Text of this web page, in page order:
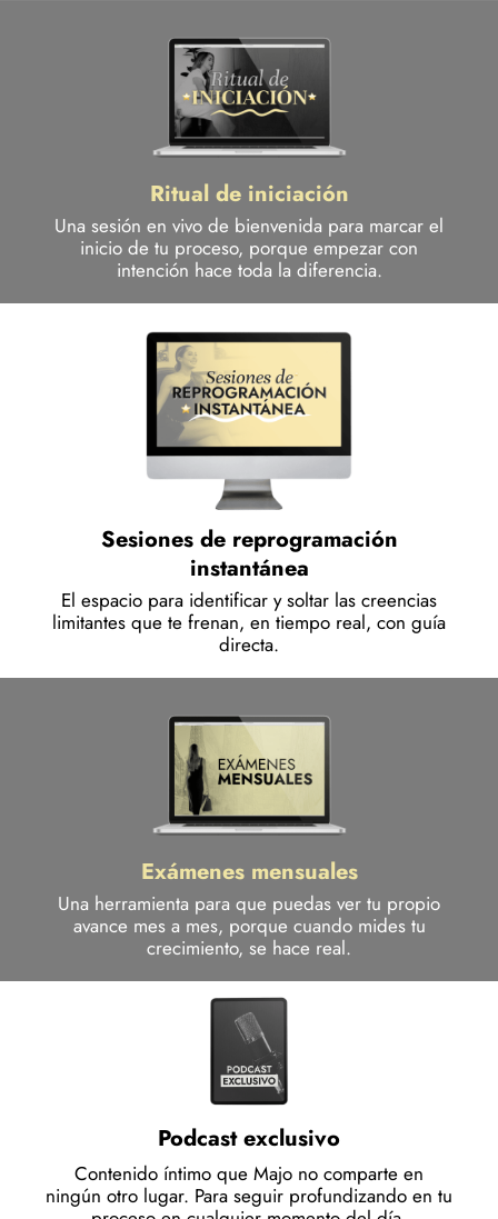
Ritual de iniciación
Una sesión en vivo de bienvenida para marcar el
inicio de tu proceso, porque empezar con
intención hace toda la diferencia.
Sesiones de reprogramación
instantánea
El espacio para identificar y soltar las creencias
limitantes que te frenan, en tiempo real, con guía
directa.
Exámenes mensuales
Una herramienta para que puedas ver tu propio
avance mes a mes, porque cuando mides tu
crecimiento, se hace real.
Podcast exclusivo
Contenido íntimo que Majo no comparte en
ningún otro lugar. Para seguir profundizando en tu